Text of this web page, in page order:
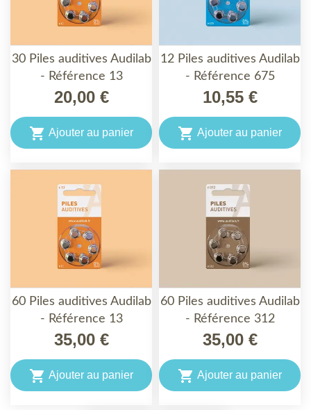
30 Piles auditives Audilab
- Référence 13
20,00 €
 Ajouter au panier
12 Piles auditives Audilab
- Référence 675
10,55 €
 Ajouter au panier
60 Piles auditives Audilab
- Référence 13
35,00 €
 Ajouter au panier
60 Piles auditives Audilab
- Référence 312
35,00 €
 Ajouter au panier